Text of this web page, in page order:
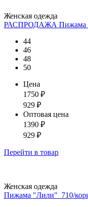
Женская одежда
РАСПРОДАЖА Пижама
44
46
48
50
Цена
1750 ₽
929 ₽
Оптовая цена
1390 ₽
929 ₽
Перейти в товар
Женская одежда
Пижама "Лили"_710/